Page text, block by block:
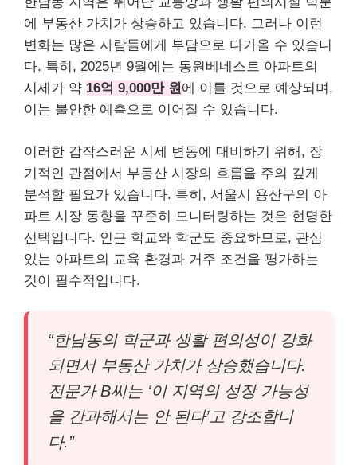
에 부동산 가치가 상승하고 있습니다. 그러나 이런
변화는 많은 사람들에게 부담으로 다가올 수 있습니
다. 특히, 2025년 9월에는 동원베네스트 아파트의
시세가 약 16억 9,000만 원에 이를 것으로 예상되며,
이는 불안한 예측으로 이어질 수 있습니다.
이러한 갑작스러운 시세 변동에 대비하기 위해, 장
기적인 관점에서 부동산 시장의 흐름을 주의 깊게
분석할 필요가 있습니다. 특히, 서울시 용산구의 아
파트 시장 동향을 꾸준히 모니터링하는 것은 현명한
선택입니다. 인근 학교와 학군도 중요하므로, 관심
있는 아파트의 교육 환경과 거주 조건을 평가하는
것이 필수적입니다.
“한남동의 학군과 생활 편의성이 강화
되면서 부동산 가치가 상승했습니다.
전문가 B씨는 ‘이 지역의 성장 가능성
을 간과해서는 안 된다’고 강조합니
다.”